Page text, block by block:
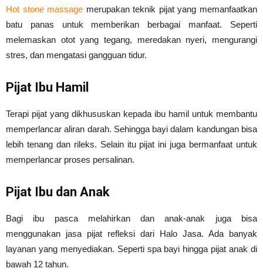
Hot stone massage merupakan teknik pijat yang memanfaatkan
batu panas untuk memberikan berbagai manfaat. Seperti
melemaskan otot yang tegang, meredakan nyeri, mengurangi
stres, dan mengatasi gangguan tidur.
Pijat Ibu Hamil
Terapi pijat yang dikhususkan kepada ibu hamil untuk membantu
memperlancar aliran darah. Sehingga bayi dalam kandungan bisa
lebih tenang dan rileks. Selain itu pijat ini juga bermanfaat untuk
memperlancar proses persalinan.
Pijat Ibu dan Anak
Bagi ibu pasca melahirkan dan anak-anak juga bisa
menggunakan jasa pijat refleksi dari Halo Jasa. Ada banyak
layanan yang menyediakan. Seperti spa bayi hingga pijat anak di
bawah 12 tahun.